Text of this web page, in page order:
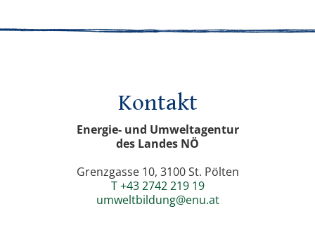
Kontakt
Energie- und Umweltagentur
des Landes NÖ
Grenzgasse 10, 3100 St. Pölten
T +43 2742 219 19
umweltbildung@enu.at